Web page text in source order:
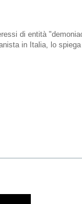
di entità
in Italia, lo